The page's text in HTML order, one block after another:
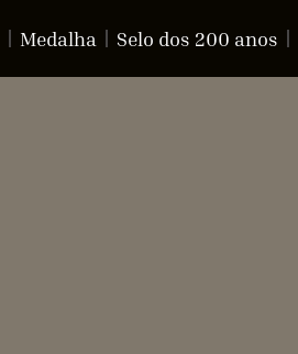
Medalha Selo dos 200 anos